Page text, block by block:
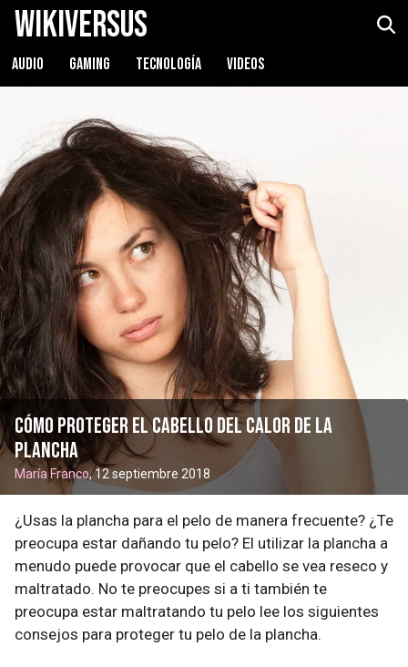
WikiVersus
AUDIO GAMING TECNOLOGÍA VIDEOS
Cómo proteger el cabello del calor de la
plancha
María Franco, 12 septiembre 2018
¿Usas la plancha para el pelo de manera frecuente? ¿Te
preocupa estar dañando tu pelo? El utilizar la plancha a
menudo puede provocar que el cabello se vea reseco y
maltratado. No te preocupes si a ti también te
preocupa estar maltratando tu pelo lee los siguientes
consejos para proteger tu pelo de la plancha.